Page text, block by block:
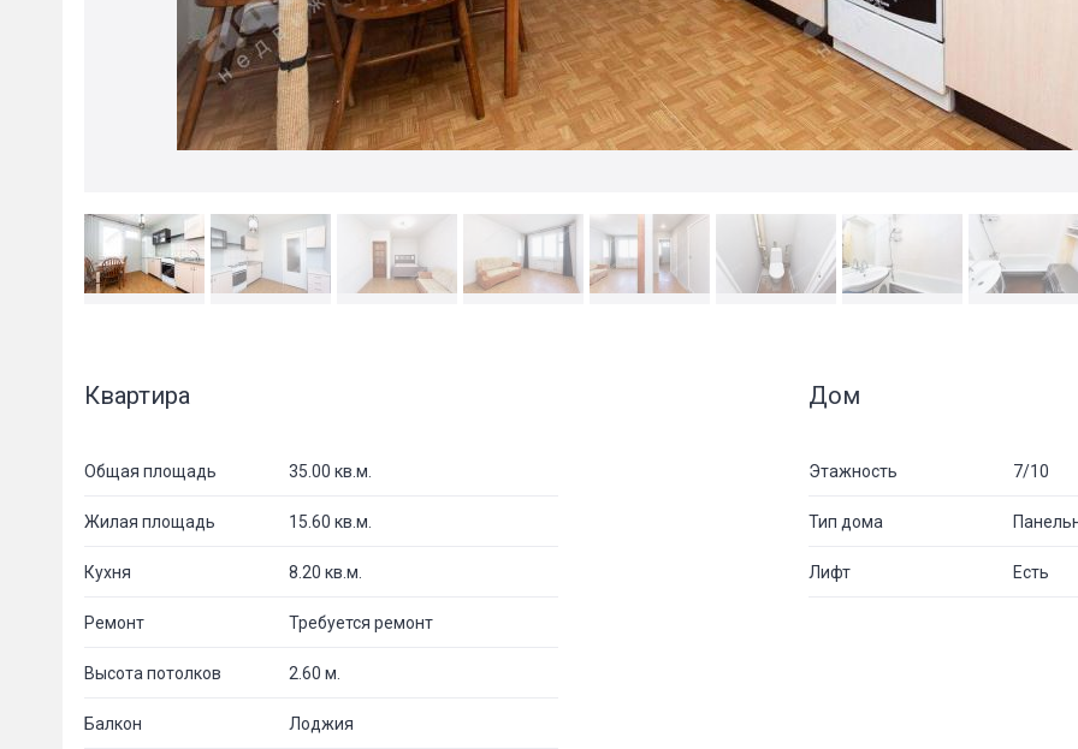
Квартира
Общая площадь 35.00 кв.м.
Жилая площадь 15.60 кв.м.
Кухня 8.20 кв.м.
Ремонт Требуется ремонт
Высота потолков 2.60 м.
Балкон Лоджия
Дом
Этажность 7/10
Тип дома
Лифт Есть